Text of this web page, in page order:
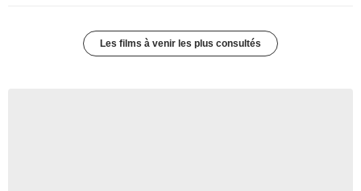
Les films à venir les plus consultés